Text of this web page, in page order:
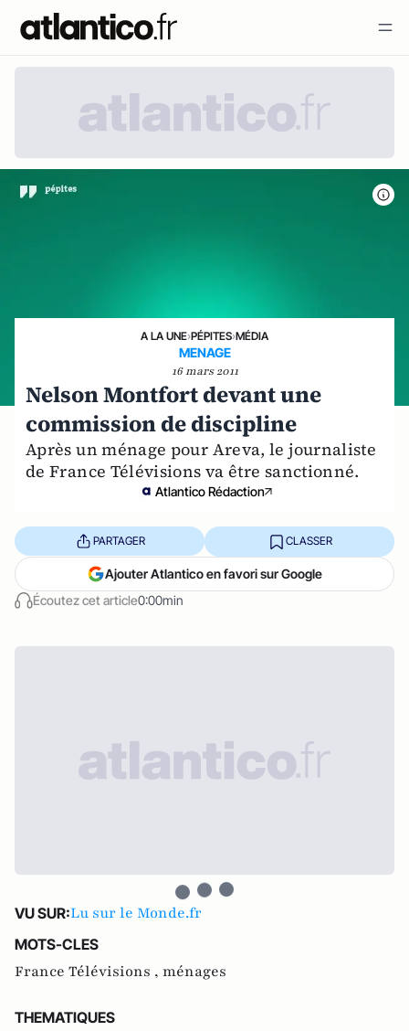
A LA UNE›PÉPITES›MÉDIA
MENAGE
16 mars 2011
Nelson Montfort devant une
commission de discipline
Après un ménage pour Areva, le journaliste
de France Télévisions va être sanctionné.
Atlantico Rédaction
Écoutez cet article0:00min
PARTAGER CLASSER
Ajouter Atlantico en favori sur Google
VU SUR:Lu sur le Monde.fr
MOTS-CLES
France Télévisions , ménages
THEMATIQUES